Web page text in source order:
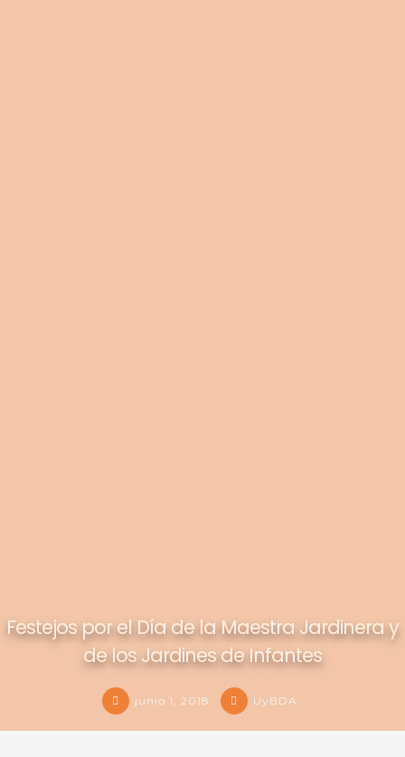
Festejos por el Día de la Maestra Jardinera y
de los Jardines de Infantes
junio 1, 2018 UyBDA